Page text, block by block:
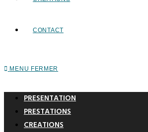
CONTACT
MENU FERMER
PRESENTATION
PRESTATIONS
CREATIONS